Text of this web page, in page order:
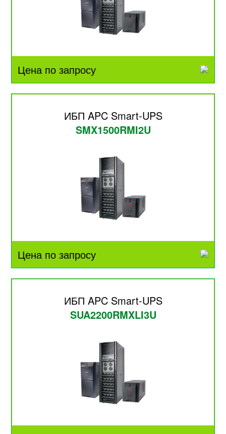
Цена по запросу
ИБП APC Smart-UPS
SMX1500RMI2U
Цена по запросу
ИБП APC Smart-UPS
SUA2200RMXLI3U